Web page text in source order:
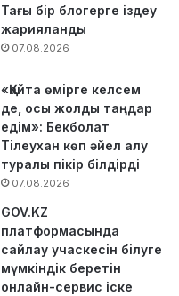
Тағы бір блогерге іздеу
жарияланды
07.08.2026
«Қайта өмірге келсем
де, осы жолды таңдар
едім»: Бекболат
Тілеухан көп әйел алу
туралы пікір білдірді
07.08.2026
GOV.KZ
платформасында
сайлау учаскесін білуге
мүмкіндік беретін
онлайн-сервис іске